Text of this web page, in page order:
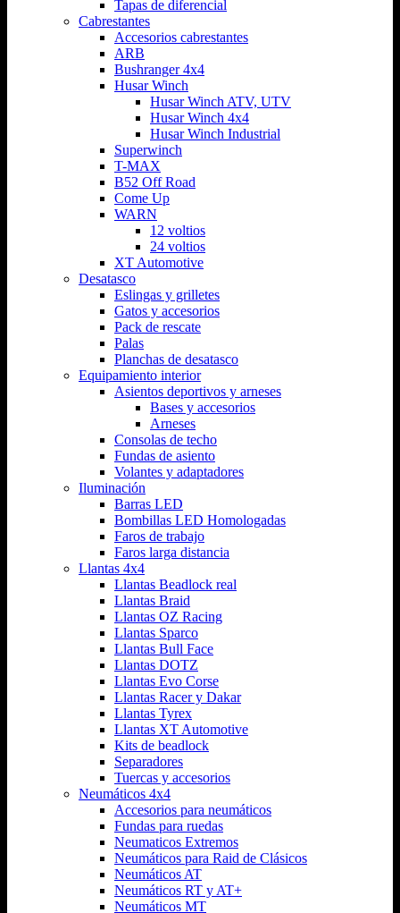
Tapas de diferencial
Cabrestantes
Accesorios cabrestantes
ARB
Bushranger 4x4
Husar Winch
Husar Winch ATV, UTV
Husar Winch 4x4
Husar Winch Industrial
Superwinch
T-MAX
B52 Off Road
Come Up
WARN
12 voltios
24 voltios
XT Automotive
Desatasco
Eslingas y grilletes
Gatos y accesorios
Pack de rescate
Palas
Planchas de desatasco
Equipamiento interior
Asientos deportivos y arneses
Bases y accesorios
Arneses
Consolas de techo
Fundas de asiento
Volantes y adaptadores
Iluminación
Barras LED
Bombillas LED Homologadas
Faros de trabajo
Faros larga distancia
Llantas 4x4
Llantas Beadlock real
Llantas Braid
Llantas OZ Racing
Llantas Sparco
Llantas Bull Face
Llantas DOTZ
Llantas Evo Corse
Llantas Racer y Dakar
Llantas Tyrex
Llantas XT Automotive
Kits de beadlock
Separadores
Tuercas y accesorios
Neumáticos 4x4
Accesorios para neumáticos
Fundas para ruedas
Neumaticos Extremos
Neumáticos para Raid de Clásicos
Neumáticos AT
Neumáticos RT y AT+
Neumáticos MT